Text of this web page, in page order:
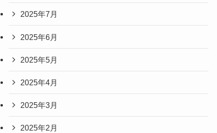
2025年7月
2025年6月
2025年5月
2025年4月
2025年3月
2025年2月